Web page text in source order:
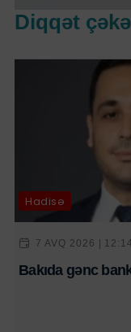
Diqqət
Hadisə
7 AVQ 2026 | 12:14
Bakıda gənc